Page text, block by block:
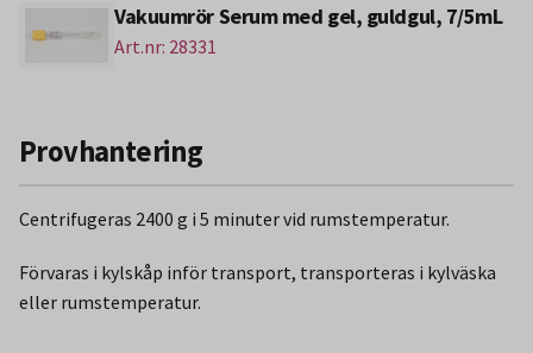
Vakuumrör Serum med gel, guldgul, 7/5mL
Art.nr: 28331
Provhantering
Centrifugeras 2400 g i 5 minuter vid rumstemperatur.
Förvaras i kylskåp inför transport, transporteras i kylväska
eller rumstemperatur.